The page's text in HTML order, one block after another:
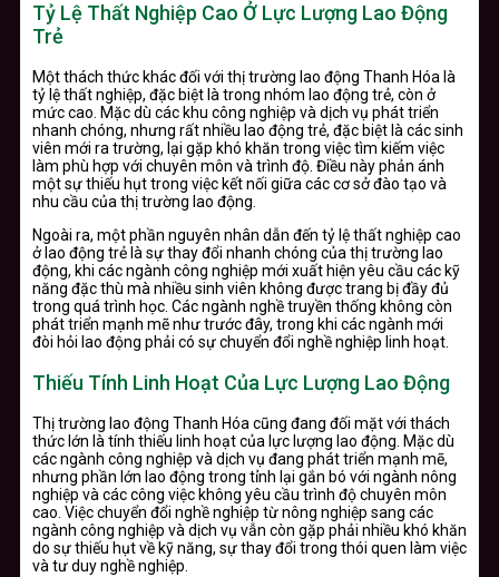
Tỷ Lệ Thất Nghiệp Cao Ở Lực Lượng Lao Động
Trẻ
Một thách thức khác đối với thị trường lao động Thanh Hóa là
tỷ lệ thất nghiệp, đặc biệt là trong nhóm lao động trẻ, còn ở
mức cao. Mặc dù các khu công nghiệp và dịch vụ phát triển
nhanh chóng, nhưng rất nhiều lao động trẻ, đặc biệt là các sinh
viên mới ra trường, lại gặp khó khăn trong việc tìm kiếm việc
làm phù hợp với chuyên môn và trình độ. Điều này phản ánh
một sự thiếu hụt trong việc kết nối giữa các cơ sở đào tạo và
nhu cầu của thị trường lao động.
Ngoài ra, một phần nguyên nhân dẫn đến tỷ lệ thất nghiệp cao
ở lao động trẻ là sự thay đổi nhanh chóng của thị trường lao
động, khi các ngành công nghiệp mới xuất hiện yêu cầu các kỹ
năng đặc thù mà nhiều sinh viên không được trang bị đầy đủ
trong quá trình học. Các ngành nghề truyền thống không còn
phát triển mạnh mẽ như trước đây, trong khi các ngành mới
đòi hỏi lao động phải có sự chuyển đổi nghề nghiệp linh hoạt.
Thiếu Tính Linh Hoạt Của Lực Lượng Lao Động
Thị trường lao động Thanh Hóa cũng đang đối mặt với thách
thức lớn là tính thiếu linh hoạt của lực lượng lao động. Mặc dù
các ngành công nghiệp và dịch vụ đang phát triển mạnh mẽ,
nhưng phần lớn lao động trong tỉnh lại gắn bó với ngành nông
nghiệp và các công việc không yêu cầu trình độ chuyên môn
cao. Việc chuyển đổi nghề nghiệp từ nông nghiệp sang các
ngành công nghiệp và dịch vụ vẫn còn gặp phải nhiều khó khăn
do sự thiếu hụt về kỹ năng, sự thay đổi trong thói quen làm việc
và tư duy nghề nghiệp.